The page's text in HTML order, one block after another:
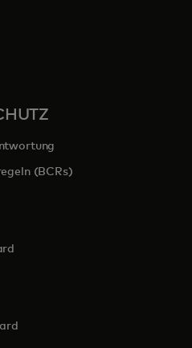
geöffnet
neuen Registerkarte geöffnet
(BCRs)
neuen Registerkarte geöffnet